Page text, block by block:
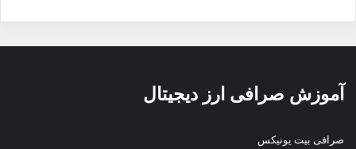
آموزش صرافی ارز دیجیتال
صرافی بیت یونیکس